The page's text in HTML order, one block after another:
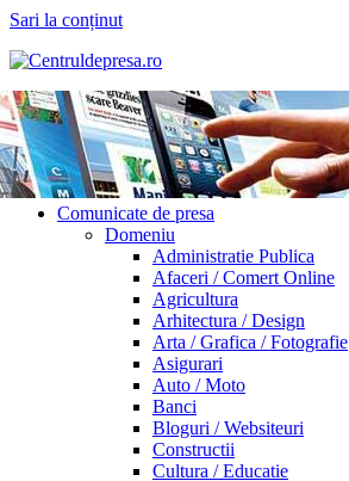
Sari la conținut
Comunicate de presa
Domeniu
Administratie Publica
Afaceri / Comert Online
Agricultura
Arhitectura / Design
Arta / Grafica / Fotografie
Asigurari
Auto / Moto
Banci
Bloguri / Websiteuri
Constructii
Cultura / Educatie